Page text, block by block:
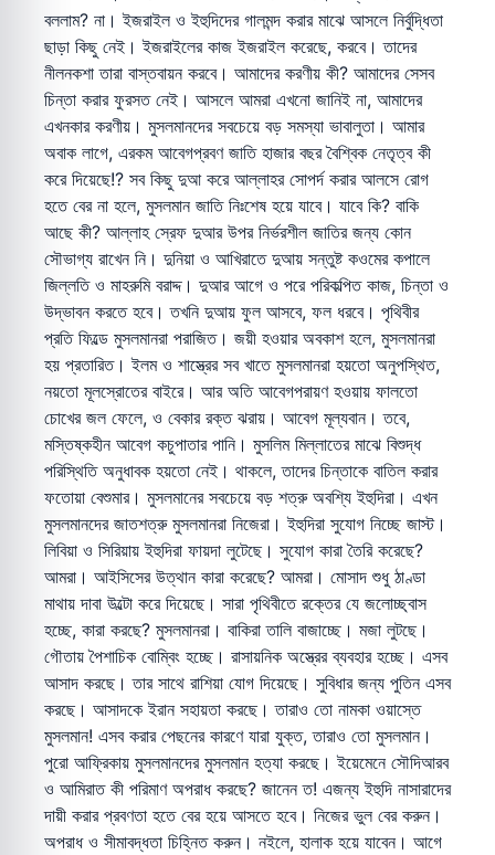
বললাম? না। ইজরাইল ও ইহুদিদের গালমন্দ করার মাঝে আসলে নির্বুদ্ধিতা
ছাড়া কিছু নেই। ইজরাইলের কাজ ইজরাইল করেছে, করবে। তাদের
নীলনকশা তারা বাস্তবায়ন করবে। আমাদের করণীয় কী? আমাদের সেসব
চিন্তা করার ফুরসত নেই। আসলে আমরা এখনো জানিই না, আমাদের
এখনকার করণীয়। মুসলমানদের সবচেয়ে বড় সমস্যা ভাবালুতা। আমার
অবাক লাগে, এরকম আবেগপ্রবণ জাতি হাজার বছর বৈশ্বিক নেতৃত্ব কী
করে দিয়েছে!? সব কিছু দুআ করে আল্লাহর সোপর্দ করার আলসে রোগ
হতে বের না হলে, মুসলমান জাতি নিঃশেষ হয়ে যাবে। যাবে কি? বাকি
আছে কী? আল্লাহ স্রেফ দুআর উপর নির্ভরশীল জাতির জন্য কোন
সৌভাগ্য রাখেন নি। দুনিয়া ও আখিরাতে দুআয় সন্তুষ্ট কওমের কপালে
জিল্লতি ও মাহরুমি বরাদ্দ। দুআর আগে ও পরে পরিকল্পিত কাজ, চিন্তা ও
উদ্ভাবন করতে হবে। তখনি দুআয় ফুল আসবে, ফল ধরবে। পৃথিবীর
প্রতি ফিল্ডে মুসলমানরা পরাজিত। জয়ী হওয়ার অবকাশ হলে, মুসলমানরা
হয় প্রতারিত। ইলম ও শাস্ত্রের সব খাতে মুসলমানরা হয়তো অনুপস্থিত,
নয়তো মূলস্রোতের বাইরে। আর অতি আবেগপরায়ণ হওয়ায় ফালতো
চোখের জল ফেলে, ও বেকার রক্ত ঝরায়। আবেগ মূল্যবান। তবে,
মস্তিষ্কহীন আবেগ কচুপাতার পানি। মুসলিম মিল্লাতের মাঝে বিশুদ্ধ
পরিস্থিতি অনুধাবক হয়তো নেই। থাকলে, তাদের চিন্তাকে বাতিল করার
ফতোয়া বেশুমার। মুসলমানের সবচেয়ে বড় শত্রু অবশ্যি ইহুদিরা। এখন
মুসলমানদের জাতশত্রু মুসলমানরা নিজেরা। ইহুদিরা সুযোগ নিচ্ছে জাস্ট।
লিবিয়া ও সিরিয়ায় ইহুদিরা ফায়দা লুটেছে। সুযোগ কারা তৈরি করেছে?
আমরা। আইসিসের উত্থান কারা করেছে? আমরা। মোসাদ শুধু ঠাণ্ডা
মাথায় দাবা উল্টো করে দিয়েছে। সারা পৃথিবীতে রক্তের যে জলোচ্ছ্বাস
হচ্ছে, কারা করছে? মুসলমানরা। বাকিরা তালি বাজাচ্ছে। মজা লুটছে।
গৌতায় পৈশাচিক বোম্বিং হচ্ছে। রাসায়নিক অস্ত্রের ব্যবহার হচ্ছে। এসব
আসাদ করছে। তার সাথে রাশিয়া যোগ দিয়েছে। সুবিধার জন্য পুতিন এসব
করছে। আসাদকে ইরান সহায়তা করছে। তারাও তো নামকা ওয়াস্তে
মুসলমান! এসব করার পেছনের কারণে যারা যুক্ত, তারাও তো মুসলমান।
পুরো আফ্রিকায় মুসলমানদের মুসলমান হত্যা করছে। ইয়েমেনে সৌদিআরব
ও আমিরাত কী পরিমাণ অপরাধ করছে? জানেন ত! এজন্য ইহুদি নাসারাদের
দায়ী করার প্রবণতা হতে বের হয়ে আসতে হবে। নিজের ভুল বের করুন।
অপরাধ ও সীমাবদ্ধতা চিহ্নিত করুন। নইলে, হালাক হয়ে যাবেন। আগে